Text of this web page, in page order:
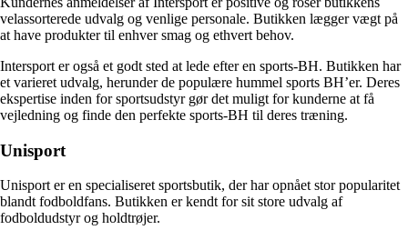
velassorterede udvalg og venlige personale. Butikken lægger vægt på
at have produkter til enhver smag og ethvert behov.
Intersport er også et godt sted at lede efter en sports-BH. Butikken har
et varieret udvalg, herunder de populære hummel sports BH’er. Deres
ekspertise inden for sportsudstyr gør det muligt for kunderne at få
vejledning og finde den perfekte sports-BH til deres træning.
Unisport
Unisport er en specialiseret sportsbutik, der har opnået stor popularitet
blandt fodboldfans. Butikken er kendt for sit store udvalg af
fodboldudstyr og holdtrøjer.